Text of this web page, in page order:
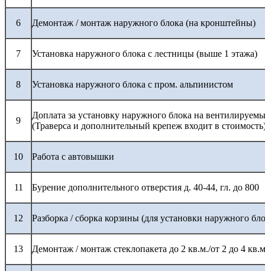
6 Демонтаж / монтаж наружного блока (на кронштейны)
7 Установка наружного блока с лестницы (выше 1 этажа)
8 Установка наружного блока с пром. альпинистом
9
Доплата за установку наружного блока на
(Траверса и дополнительный крепеж входит в
10 Работа с автовышки
11 Бурение дополнительного отверстия д. 40-44, гл. до 800
12 Разборка / сборка корзины (для установки наружного
13 Демонтаж / монтаж стеклопакета до 2 кв.м./от 2 до 4